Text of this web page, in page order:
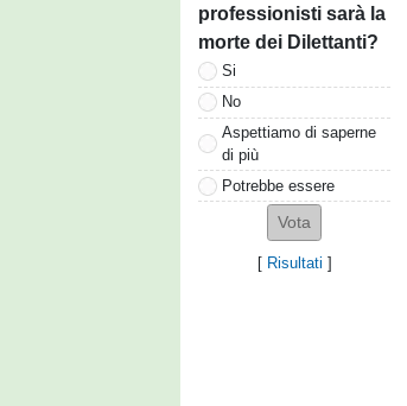
professionisti sarà la
morte dei Dilettanti?
Si
No
Aspettiamo di saperne
di più
Potrebbe essere
[ Risultati ]